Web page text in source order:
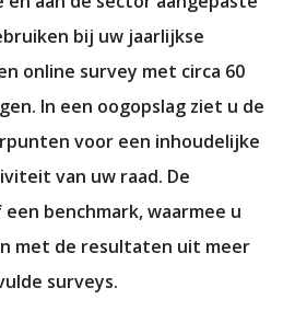
bij uw jaarlijkse
online survey met circa 60
In een oogopslag ziet u de
voor een inhoudelijke
van uw raad. De
benchmark, waarmee u
met de resultaten uit meer
surveys.